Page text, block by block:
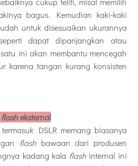
bagus. Kemudian kaki-kaki
untuk disesuaikan ukurannya
dapat dipanjangkan atau
ini akan membantu mencegah
karena tangan kurang konsisten
flasheksternal
DSLR memang biasanya
flash bawaan dari produsen
kadang kala flash internal ini